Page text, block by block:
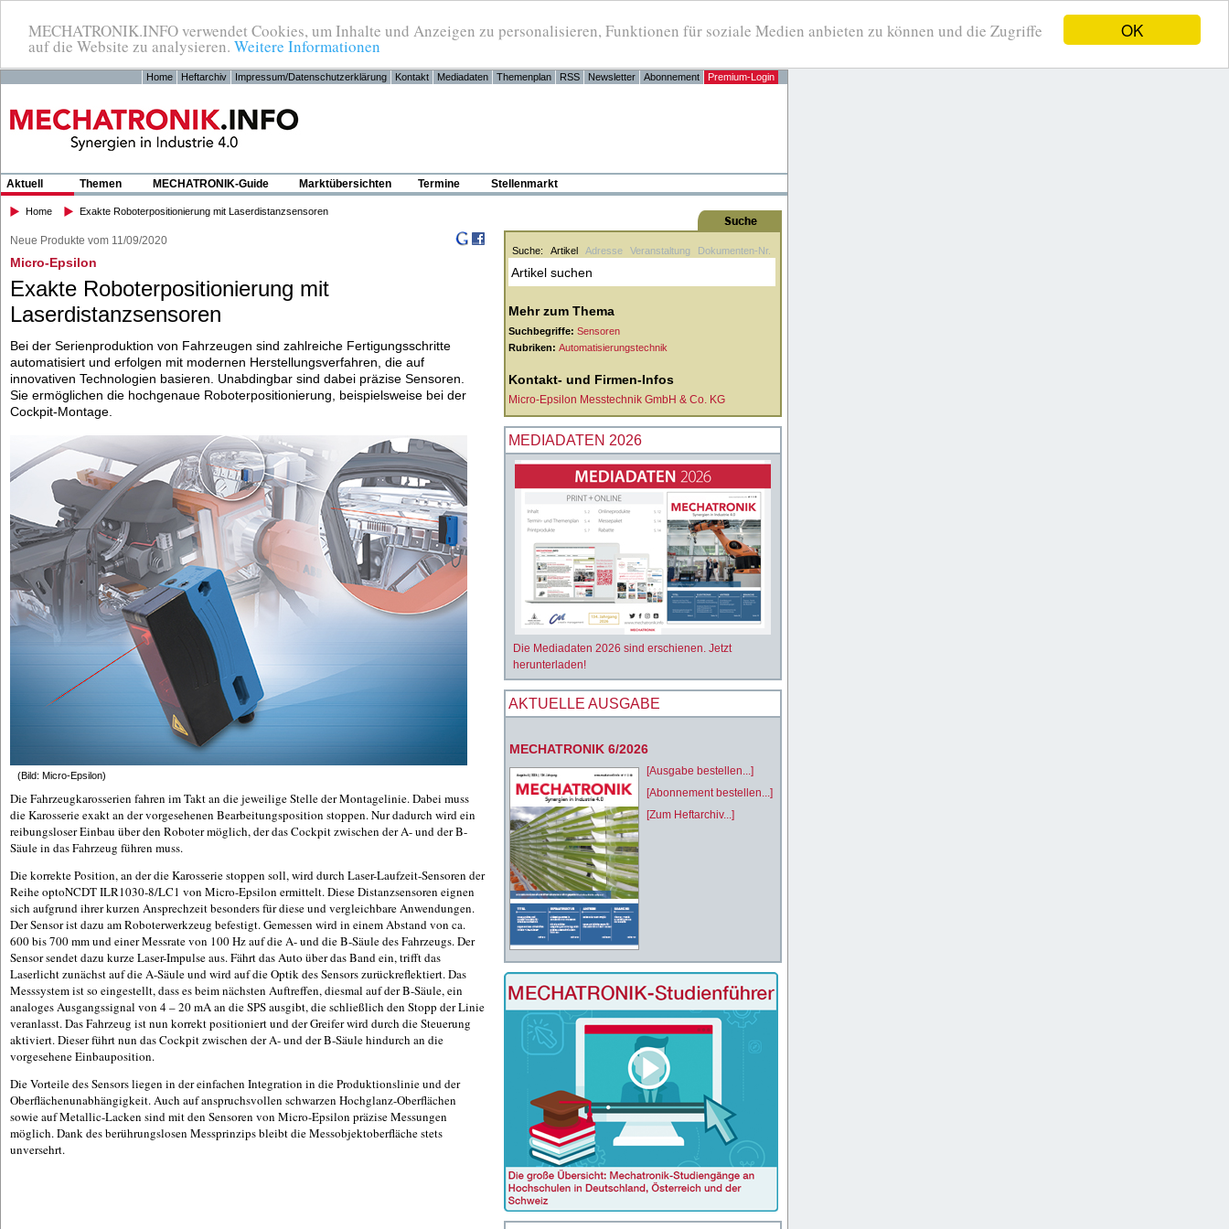
OK
MECHATRONIK.INFO verwendet Cookies, um Inhalte und Anzeigen zu personalisieren, Funktionen für soziale Medien anbieten zu können und die Zugriffe
auf die Website zu analysieren. Weitere Informationen
Home Heftarchiv Impressum/Datenschutzerklärung Kontakt Mediadaten Themenplan RSS Newsletter Abonnement Premium-Login
Aktuell Themen MECHATRONIK-Guide Marktübersichten Termine Stellenmarkt
Home Exakte Roboterpositionierung mit Laserdistanzsensoren
Neue Produkte vom 11/09/2020
Micro-Epsilon
Exakte Roboterpositionierung mit
Laserdistanzsensoren
Bei der Serienproduktion von Fahrzeugen sind zahlreiche Fertigungsschritte
automatisiert und erfolgen mit modernen Herstellungsverfahren, die auf
innovativen Technologien basieren. Unabdingbar sind dabei präzise Sensoren.
Sie ermöglichen die hochgenaue Roboterpositionierung, beispielsweise bei der
Cockpit-Montage.
(Bild: Micro-Epsilon)
Die Fahrzeugkarosserien fahren im Takt an die jeweilige Stelle der Montagelinie. Dabei muss
die Karosserie exakt an der vorgesehenen Bearbeitungsposition stoppen. Nur dadurch wird ein
reibungsloser Einbau über den Roboter möglich, der das Cockpit zwischen der A- und der B-
Säule in das Fahrzeug führen muss.
Die korrekte Position, an der die Karosserie stoppen soll, wird durch Laser-Laufzeit-Sensoren der
Reihe optoNCDT ILR1030-8/LC1 von Micro-Epsilon ermittelt. Diese Distanzsensoren eignen
sich aufgrund ihrer kurzen Ansprechzeit besonders für diese und vergleichbare Anwendungen.
Der Sensor ist dazu am Roboterwerkzeug befestigt. Gemessen wird in einem Abstand von ca.
600 bis 700 mm und einer Messrate von 100 Hz auf die A- und die B-Säule des Fahrzeugs. Der
Sensor sendet dazu kurze Laser-Impulse aus. Fährt das Auto über das Band ein, trifft das
Laserlicht zunächst auf die A-Säule und wird auf die Optik des Sensors zurückreflektiert. Das
Messsystem ist so eingestellt, dass es beim nächsten Auftreffen, diesmal auf der B-Säule, ein
analoges Ausgangssignal von 4 – 20 mA an die SPS ausgibt, die schließlich den Stopp der Linie
veranlasst. Das Fahrzeug ist nun korrekt positioniert und der Greifer wird durch die Steuerung
aktiviert. Dieser führt nun das Cockpit zwischen der A- und der B-Säule hindurch an die
vorgesehene Einbauposition.
Die Vorteile des Sensors liegen in der einfachen Integration in die Produktionslinie und der
Oberflächenunabhängigkeit. Auch auf anspruchsvollen schwarzen Hochglanz-Oberflächen
sowie auf Metallic-Lacken sind mit den Sensoren von Micro-Epsilon präzise Messungen
möglich. Dank des berührungslosen Messprinzips bleibt die Messobjektoberfläche stets
unversehrt.
Suche: Artikel Adresse Veranstaltung Dokumenten-Nr.
Mehr zum Thema
Suchbegriffe: Sensoren
Rubriken: Automatisierungstechnik
Kontakt- und Firmen-Infos
Micro-Epsilon Messtechnik GmbH & Co. KG
MEDIADATEN 2026
Die Mediadaten 2026 sind erschienen. Jetzt
herunterladen!
AKTUELLE AUSGABE
MECHATRONIK 6/2026
[Ausgabe bestellen...]
[Abonnement bestellen...]
[Zum Heftarchiv...]